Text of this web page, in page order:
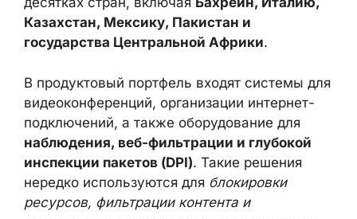
провайдеров в десятках стран, включая
Бахрейн, Италию, Казахстан, Мексику,
Пакистан и государства Центральной
В продуктовый портфель входят системы
для видеоконференций, организации
интернет-подключений, а также
оборудование длянаблюдения, веб-
фильтрации и глубокой инспекции
пакетов (DPI). Такие решения нередко